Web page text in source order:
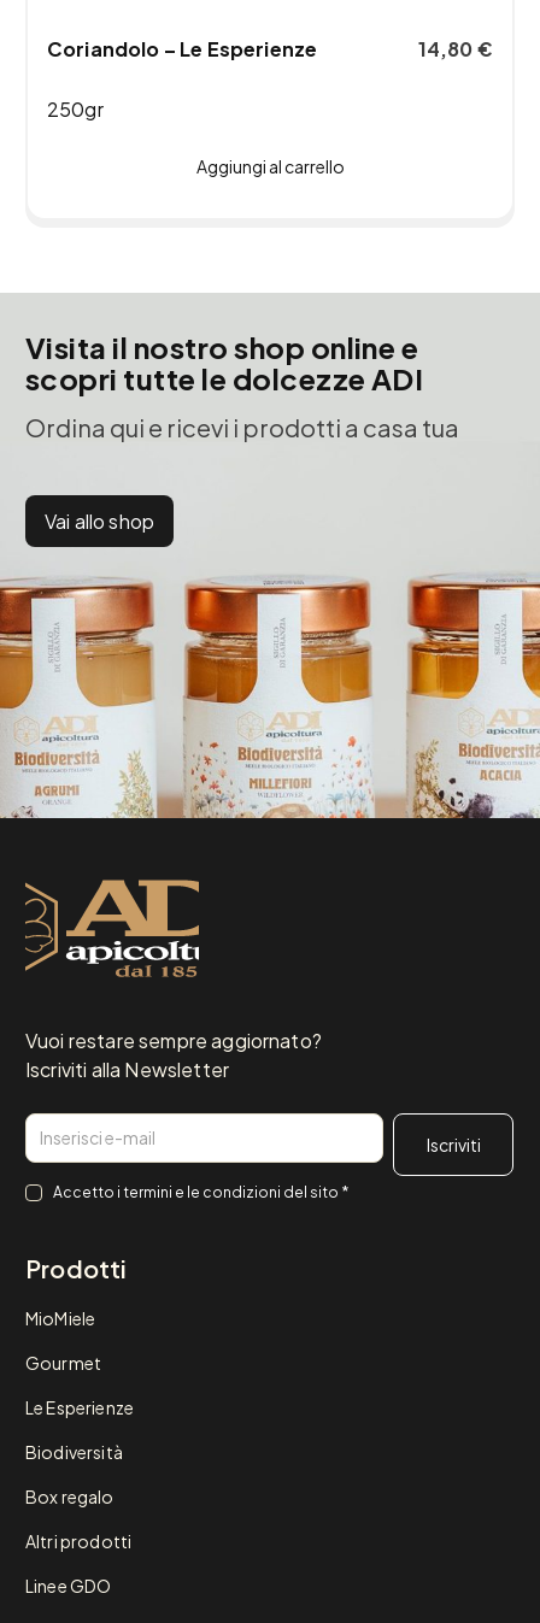
Coriandolo – Le Esperienze
250gr
14,80€
Aggiungi al carrello
Visita il nostro shop online e
scopri tutte le dolcezze ADI
Ordina qui e ricevi i prodotti a casa tua
Vai allo shop
Vuoi restare sempre aggiornato?
Iscriviti alla Newsletter
Email
Consenso
Accetto i termini e le condizioni del sito *
Prodotti
MioMiele
Gourmet
Le Esperienze
Biodiversità
Box regalo
Altri prodotti
Linee GDO